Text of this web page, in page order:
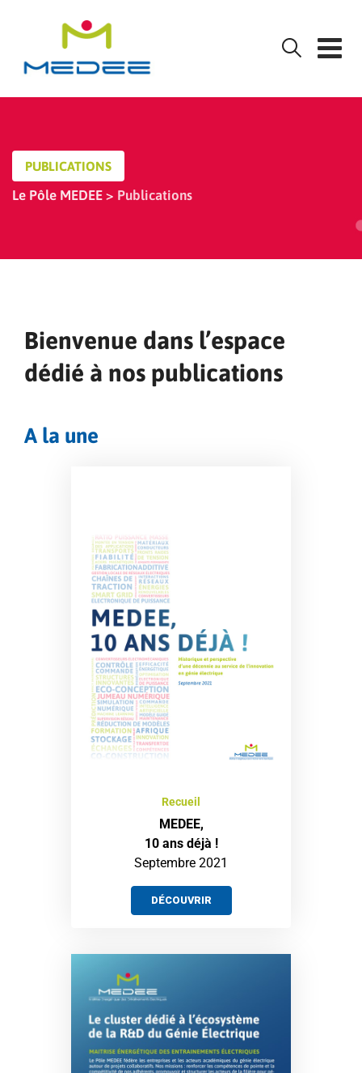
PUBLICATIONS
Le Pôle MEDEE > Publications
Bienvenue dans l’espace
dédié à nos publications
A la une
Recueil
MEDEE,
10 ans déjà !
Septembre 2021
DÉCOUVRIR